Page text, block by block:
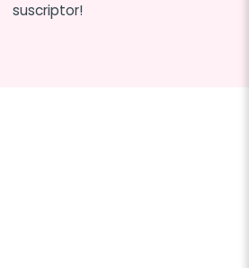
suscriptor!